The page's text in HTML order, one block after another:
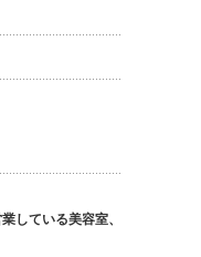
している美容室、